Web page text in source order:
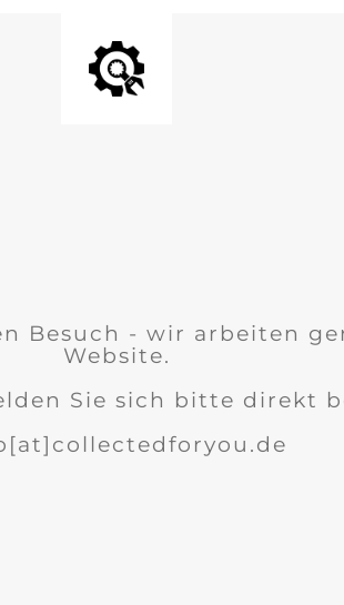
Besuch - wir arbeiten
Website.
Sie sich bitte direkt